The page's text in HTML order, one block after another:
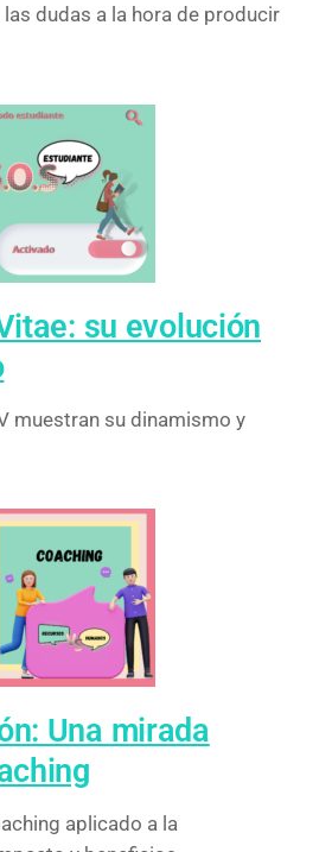
dudas a la hora de producir
su evolución
muestran su dinamismo y
Una mirada
aplicado a la